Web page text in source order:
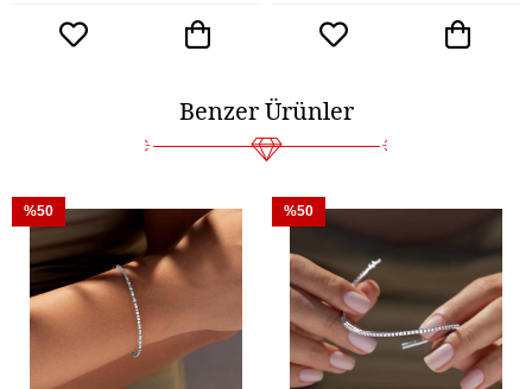
Benzer Ürünler
%50 %50